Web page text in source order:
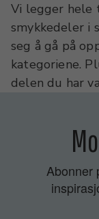
Vi legger hele
smykkedeler i
seg å gå på
kategoriene.
delen du har
Abonner